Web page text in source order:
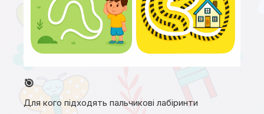
🎯
Для кого підходять пальчикові лабіринти